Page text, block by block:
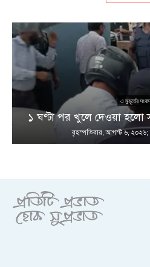
এ মুহূর্তের সংবাদ
১ ঘণ্টা পর খুলে দেওয়া হলো
বৃহস্পতিবার, আগস্ট ৬, ২০২৬;